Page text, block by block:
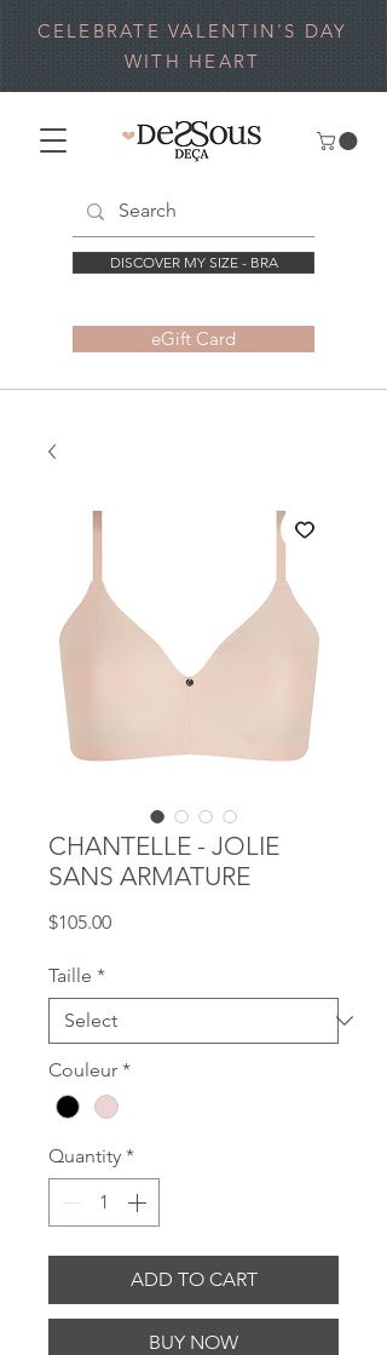
eGift Card
CELEBRATE VALENTIN'S DAY
WITH HEART
DISCOVER MY SIZE - BRA
CHANTELLE - JOLIE
SANS ARMATURE
$105.00Price
Taille *
Couleur *
Quantity *
ADD TO CART
BUY NOW